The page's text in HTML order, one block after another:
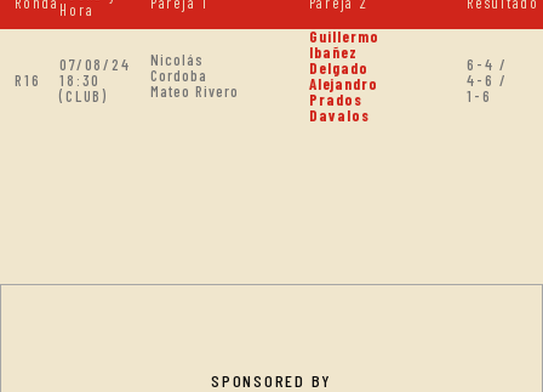
Hora
R16
07/08/24
18:30
(CLUB)
Nicolás
Cordoba
Mateo Rivero
Guillermo
Ibañez
Delgado
Alejandro
Prados
Davalos
6-4 /
4-6 /
1-6
SPONSORED BY